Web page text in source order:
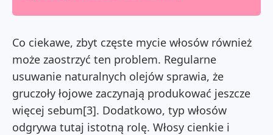
Co ciekawe, zbyt częste mycie włosów również
może zaostrzyć ten problem. Regularne
usuwanie naturalnych olejów sprawia, że
gruczoły łojowe zaczynają produkować jeszcze
więcej sebum[3]. Dodatkowo, typ włosów
odgrywa tutaj istotną rolę. Włosy cienkie i